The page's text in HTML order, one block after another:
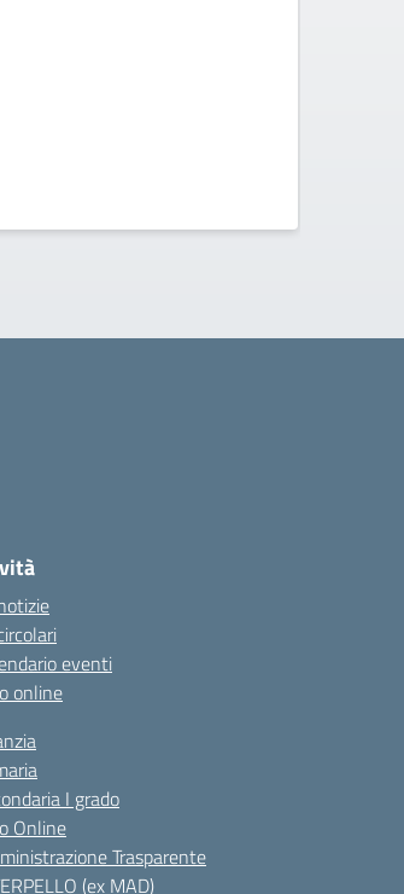
eventi
online
I grado
Online
Trasparente
(ex MAD)